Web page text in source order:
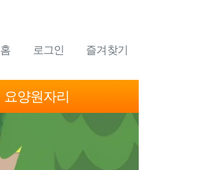
홈 로그인 즐겨찾기
요양원자리